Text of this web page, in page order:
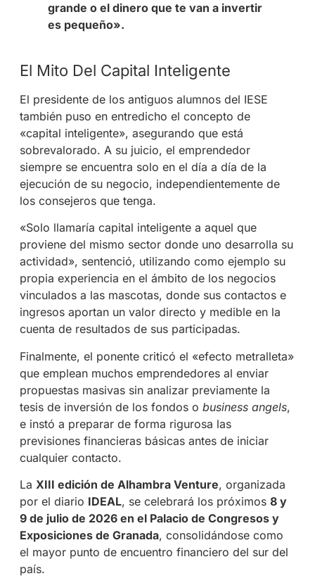
grande o el dinero que te van a invertir
es pequeño».
El Mito Del Capital Inteligente
El presidente de los antiguos alumnos del IESE
también puso en entredicho el concepto de
«capital inteligente», asegurando que está
sobrevalorado. A su juicio, el emprendedor
siempre se encuentra solo en el día a día de la
ejecución de su negocio, independientemente de
los consejeros que tenga.
«Solo llamaría capital inteligente a aquel que
proviene del mismo sector donde uno desarrolla su
actividad», sentenció, utilizando como ejemplo su
propia experiencia en el ámbito de los negocios
vinculados a las mascotas, donde sus contactos e
ingresos aportan un valor directo y medible en la
cuenta de resultados de sus participadas.
Finalmente, el ponente criticó el «efecto metralleta»
que emplean muchos emprendedores al enviar
propuestas masivas sin analizar previamente la
tesis de inversión de los fondos o business angels,
e instó a preparar de forma rigurosa las
previsiones financieras básicas antes de iniciar
cualquier contacto.
La XIII edición de Alhambra Venture, organizada
por el diario IDEAL, se celebrará los próximos 8 y
9 de julio de 2026 en el Palacio de Congresos y
Exposiciones de Granada, consolidándose como
el mayor punto de encuentro financiero del sur del
país.